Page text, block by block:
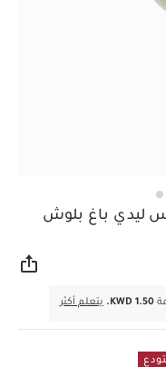
ليدي باغ بلوش
KWD 1.50. يتعلم أكثر